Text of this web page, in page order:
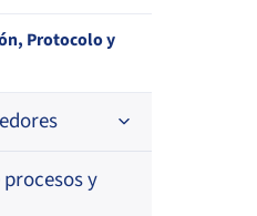
Protocolo y
y